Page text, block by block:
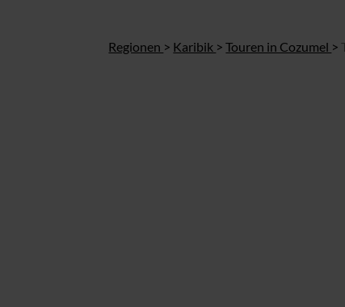
Regionen > Karibik >Touren in Cozumel >